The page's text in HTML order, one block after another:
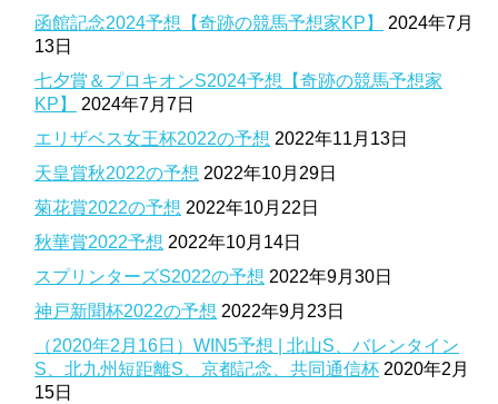
函館記念2024予想【奇跡の競馬予想家KP】
2024年7月
13日
七夕賞＆プロキオンS2024予想【奇跡の競馬予想家
KP】
2024年7月7日
エリザベス女王杯2022の予想 2022年11月13日
天皇賞秋2022の予想 2022年10月29日
菊花賞2022の予想 2022年10月22日
秋華賞2022予想 2022年10月14日
スプリンターズS2022の予想 2022年9月30日
神戸新聞杯2022の予想 2022年9月23日
（2020年2月16日）WIN5予想 | 北山S、バレンタイン
S、北九州短距離S、京都記念、共同通信杯 2020年2月
15日